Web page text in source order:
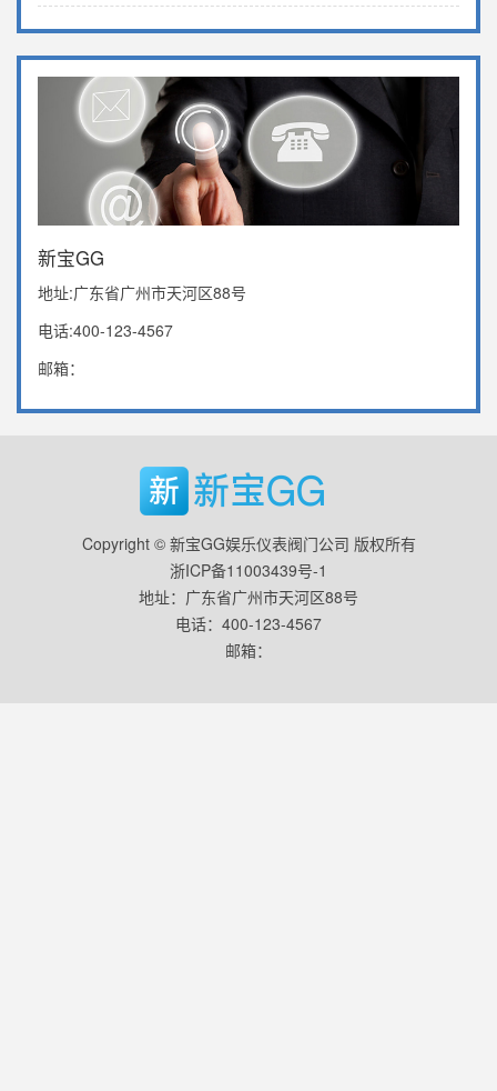
新宝GG
地址:广东省广州市天河区88号
电话:400-123-4567
邮箱：
Copyright © 新宝GG娱乐仪表阀门公司 版权所有
浙ICP备11003439号-1
地址：广东省广州市天河区88号
电话：400-123-4567
邮箱：